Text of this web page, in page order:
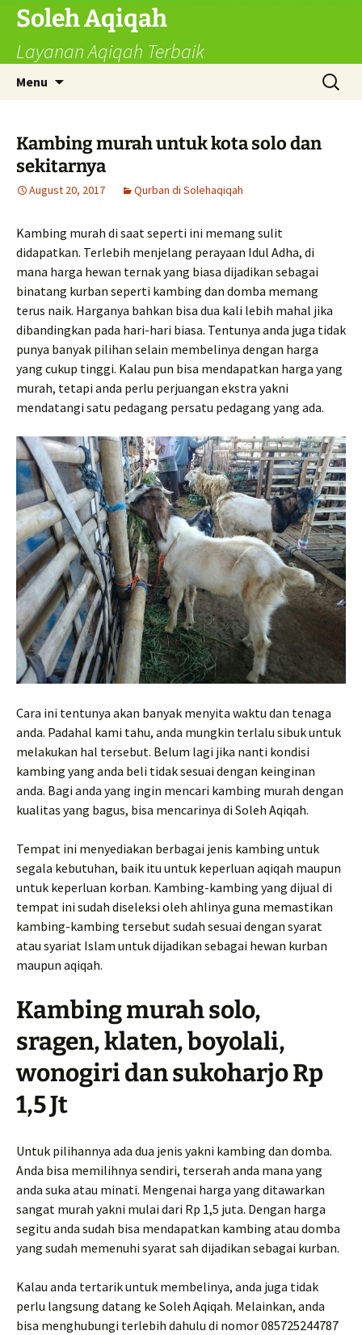
Skip
content
Soleh Aqiqah
Layanan Aqiqah Terbaik
Menu
Search
for:
Kambing murah untuk kota solo dan
sekitarnya
August 20, 2017 Qurban di Solehaqiqah
Kambing murah di saat seperti ini memang sulit
didapatkan. Terlebih menjelang perayaan Idul Adha, di
mana harga hewan ternak yang biasa dijadikan sebagai
binatang kurban seperti kambing dan domba memang
terus naik. Harganya bahkan bisa dua kali lebih mahal jika
dibandingkan pada hari-hari biasa. Tentunya anda juga tidak
punya banyak pilihan selain membelinya dengan harga
yang cukup tinggi. Kalau pun bisa mendapatkan harga yang
murah, tetapi anda perlu perjuangan ekstra yakni
mendatangi satu pedagang persatu pedagang yang ada.
Cara ini tentunya akan banyak menyita waktu dan tenaga
anda. Padahal kami tahu, anda mungkin terlalu sibuk untuk
melakukan hal tersebut. Belum lagi jika nanti kondisi
kambing yang anda beli tidak sesuai dengan keinginan
anda. Bagi anda yang ingin mencari kambing murah dengan
kualitas yang bagus, bisa mencarinya di Soleh Aqiqah.
Tempat ini menyediakan berbagai jenis kambing untuk
segala kebutuhan, baik itu untuk keperluan aqiqah maupun
untuk keperluan korban. Kambing-kambing yang dijual di
tempat ini sudah diseleksi oleh ahlinya guna memastikan
kambing-kambing tersebut sudah sesuai dengan syarat
atau syariat Islam untuk dijadikan sebagai hewan kurban
maupun aqiqah.
Kambing murah solo,
sragen, klaten, boyolali,
wonogiri dan sukoharjo Rp
1,5 Jt
Untuk pilihannya ada dua jenis yakni kambing dan domba.
Anda bisa memilihnya sendiri, terserah anda mana yang
anda suka atau minati. Mengenai harga yang ditawarkan
sangat murah yakni mulai dari Rp 1,5 juta. Dengan harga
segitu anda sudah bisa mendapatkan kambing atau domba
yang sudah memenuhi syarat sah dijadikan sebagai kurban.
Kalau anda tertarik untuk membelinya, anda juga tidak
perlu langsung datang ke Soleh Aqiqah. Melainkan, anda
bisa menghubungi terlebih dahulu di nomor 085725244787